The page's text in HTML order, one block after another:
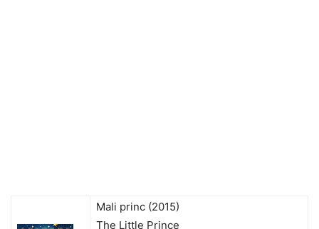
Mali princ (2015)
The Little Prince